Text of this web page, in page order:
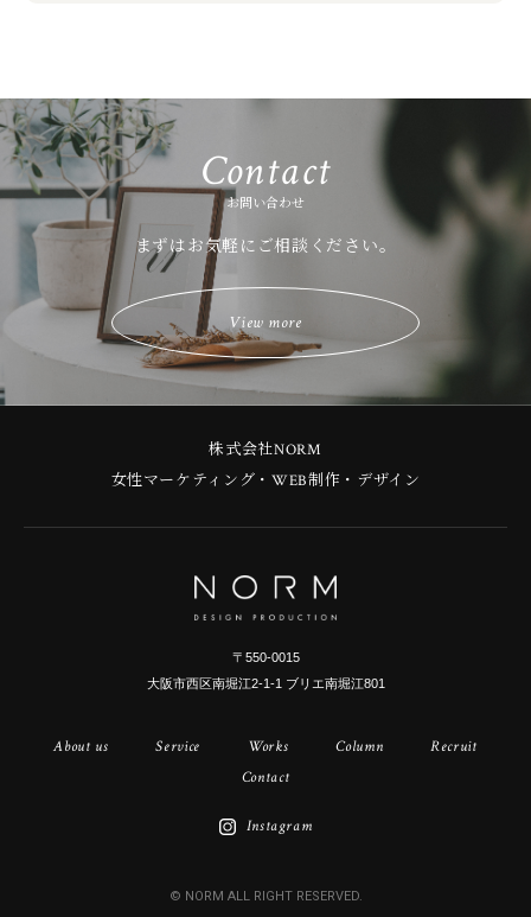
Contact
お問い合わせ
まずはお気軽にご相談ください。
View more
株式会社NORM
女性マーケティング・WEB制作・デザイン
〒550-0015
大阪市西区南堀江2-1-1 ブリエ南堀江801
About us Service Works Column
Recruit
Contact
Instagram
© NORM ALL RIGHT RESERVED.